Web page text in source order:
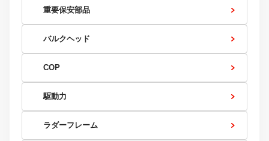
重要保安部品
バルクヘッド
COP
駆動力
ラダーフレーム